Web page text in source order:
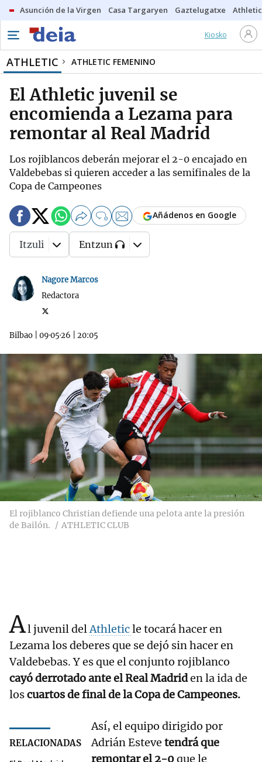
Asunción de la Virgen Casa Targaryen Gaztelugatxe Athletic
Kiosko
ATHLETIC ATHLETIC FEMENINO
El Athletic juvenil se
encomienda a Lezama para
remontar al Real Madrid
Los rojiblancos deberán mejorar el 2-0 encajado en
Valdebebas si quieren acceder a las semifinales de la
Copa de Campeones
Nagore Marcos
Redactora
Bilbao 09·05·26 20:05
0 Añádenos en Google
Itzuli Entzun
El rojiblanco Christian defiende una pelota ante la presión
de Bailón.
ATHLETIC CLUB
Al juvenil delAthleticle tocará hacer en
Lezama los deberes que se dejó sin hacer en
Valdebebas. Y es que el conjunto rojiblanco
cayó derrotado ante el Real Madriden la ida de
loscuartos de final de la Copa de Campeones.
RELACIONADAS
Así, el equipo dirigido por
Adrián Esteve tendrá que
remontar el 2-0que le